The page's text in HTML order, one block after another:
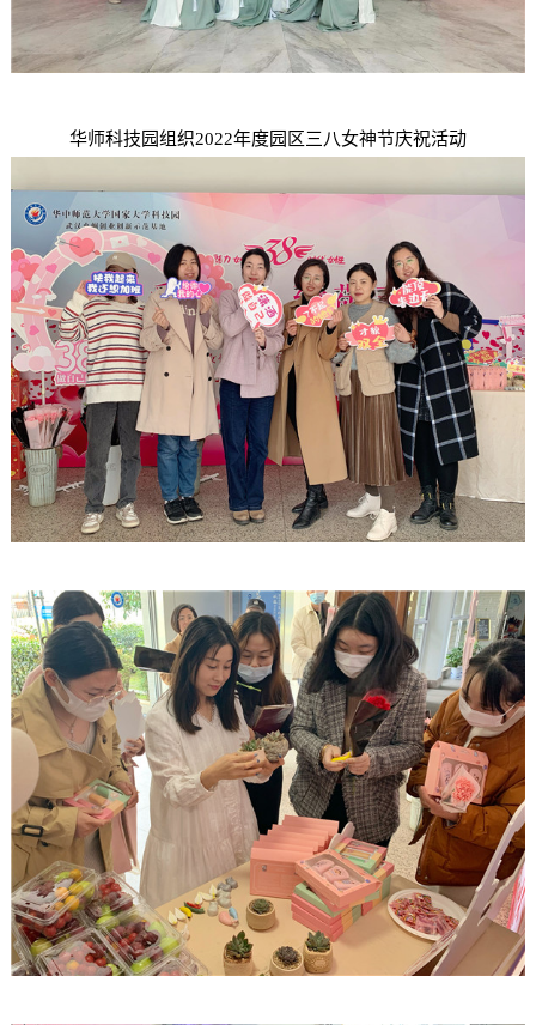
华师科技园组织2022年度园区三八女神节庆祝活动